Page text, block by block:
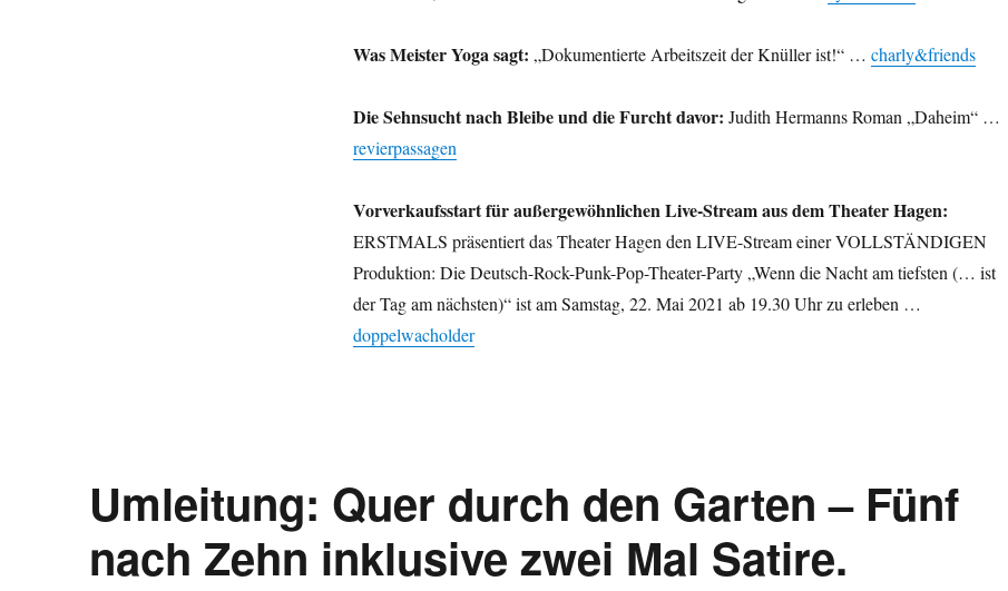
Was Meister Yoga sagt: „Dokumentierte Arbeitszeit der Knüller ist!“ … charly&friends
Die Sehnsucht nach Bleibe und die Furcht davor: Judith Hermanns Roman „Daheim“ …
revierpassagen
Vorverkaufsstart für außergewöhnlichen Live-Stream aus dem Theater Hagen:
ERSTMALS präsentiert das Theater Hagen den LIVE-Stream einer VOLLSTÄNDIGEN
Produktion: Die Deutsch-Rock-Punk-Pop-Theater-Party „Wenn die Nacht am tiefsten (… ist
der Tag am nächsten)“ ist am Samstag, 22. Mai 2021 ab 19.30 Uhr zu erleben …
doppelwacholder
Umleitung: Quer durch den Garten – Fünf
nach Zehn inklusive zwei Mal Satire.